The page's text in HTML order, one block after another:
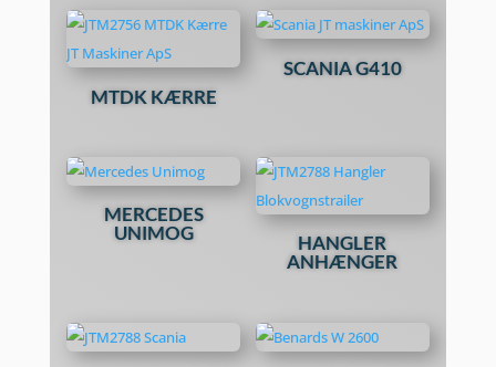
MTDK KÆRRE
SCANIA G410
MERCEDES
UNIMOG
HANGLER
ANHÆNGER